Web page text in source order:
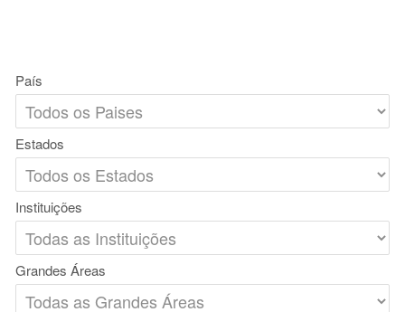
País
Estados
Instituições
Grandes Áreas